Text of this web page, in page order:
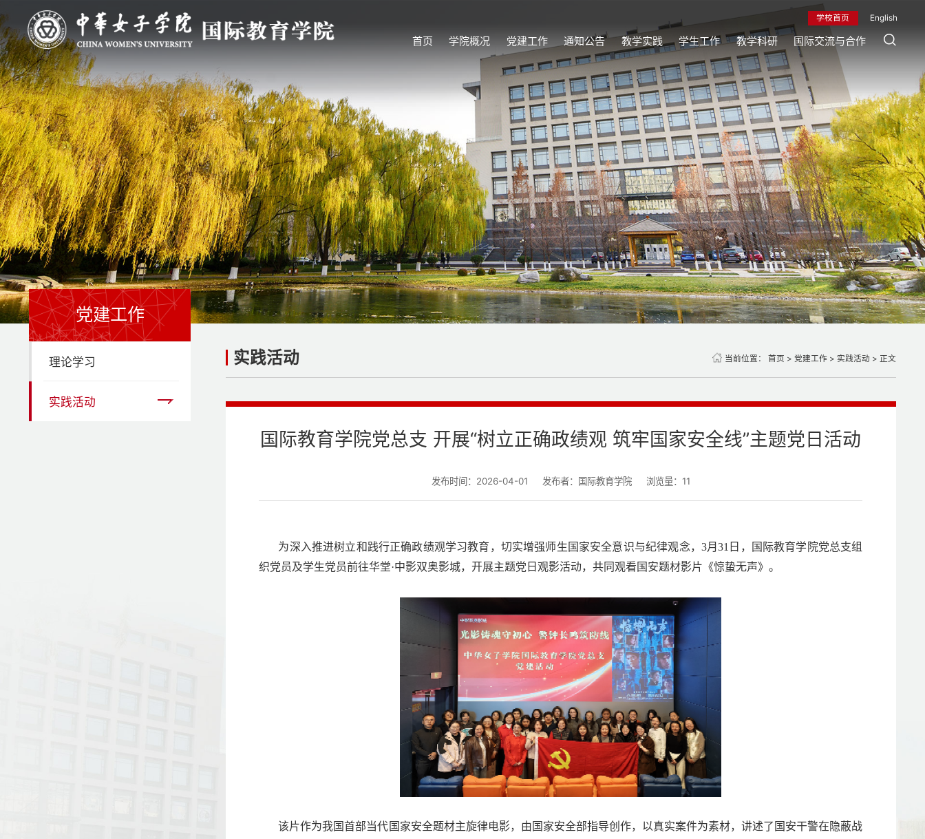
学校首页 English
首页 学院概况 党建工作 通知公告 教学实践 学生工作 教学科研 国际交流与合作
党建工作
理论学习
实践活动
实践活动 当前位置： 首页 > 党建工作 > 实践活动 > 正文
国际教育学院党总支 开展“树立正确政绩观 筑牢国家安全线”主题党日活动
发布时间：2026-04-01 发布者：国际教育学院 浏览量： 11
为深入推进树立和践行正确政绩观学习教育，切实增强师生国家安全意识与纪律观念，3月31日，国际教育学院党总支组
织党员及学生党员前往华堂·中影双奥影城，开展主题党日观影活动，共同观看国安题材影片《惊蛰无声》。
该片作为我国首部当代国家安全题材主旋律电影，由国家安全部指导创作，以真实案件为素材，讲述了国安干警在隐蔽战